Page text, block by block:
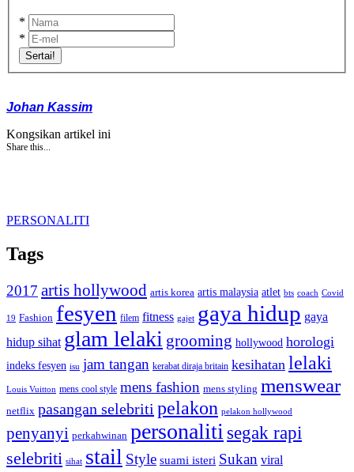
*
*
Sertai!
Johan Kassim
Kongsikan artikel ini
Share this...
PERSONALITI
Tags
2017 artis hollywood artis korea artis malaysia atlet bts coach Covid
19 Fashion fesyen filem fitness gajet gaya hidup gaya
hidup sihat glam lelaki grooming hollywood horologi
indeks fesyen isu jam tangan kerabat diraja britain kesihatan lelaki
Louis Vuitton mens cool style mens fashion mens styling menswear
netflix pasangan selebriti pelakon pelakon hollywood
penyanyi perkahwinan personaliti segak rapi
selebriti sihat stail Style suami isteri Sukan viral